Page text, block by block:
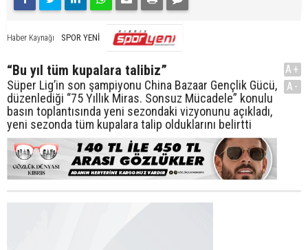
Haber Kaynağı SPOR YENİ
“Bu yıl tüm kupalara talibiz”
Süper Lig’in son şampiyonu China Bazaar Gençlik Gücü,
düzenlediği “75 Yıllık Miras. Sonsuz Mücadele” konulu
basın toplantısında yeni sezondaki vizyonunu açıkladı,
yeni sezonda tüm kupalara talip olduklarını belirtti
A+
A-